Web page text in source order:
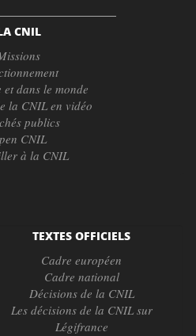
CNIL
et dans le monde
la CNIL en vidéo
publics
CNIL
à la CNIL
TEXTES OFFICIELS
Cadre européen
Cadre national
Décisions de la CNIL
Les décisions de la CNIL sur
Légifrance